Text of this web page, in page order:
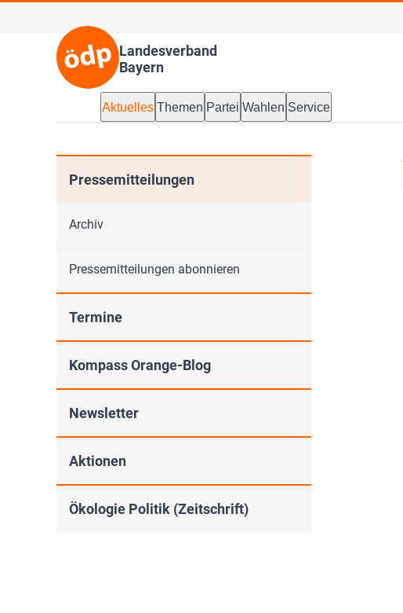
Landesverband
Bayern
Aktuelles Themen Partei Wahlen Service
Pressemitteilungen
Archiv
Pressemitteilungen abonnieren
Termine
Kompass Orange-Blog
Newsletter
Aktionen
Ökologie Politik (Zeitschrift)